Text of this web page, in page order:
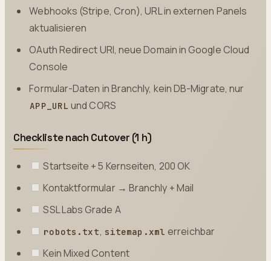
Webhooks (Stripe, Cron), URL in externen Panels
aktualisieren
OAuth Redirect URI, neue Domain in Google Cloud
Console
Formular-Daten in Branchly, kein DB-Migrate, nur
APP_URL und CORS
Checkliste nach Cutover (1 h)
Startseite + 5 Kernseiten, 200 OK
Kontaktformular → Branchly + Mail
SSL Labs Grade A
robots.txt, sitemap.xml erreichbar
Kein Mixed Content